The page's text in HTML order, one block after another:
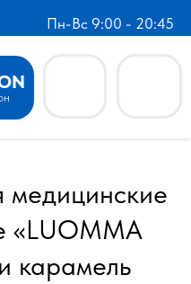
9:00 - 20:45
медицинские
«LUOMMA
карамель